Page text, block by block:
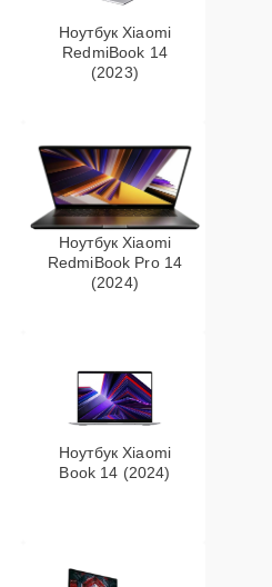
Ноутбук Xiaomi
RedmiBook 14
(2023)
Ноутбук Xiaomi
RedmiBook Pro 14
(2024)
Ноутбук Xiaomi
Book 14 (2024)